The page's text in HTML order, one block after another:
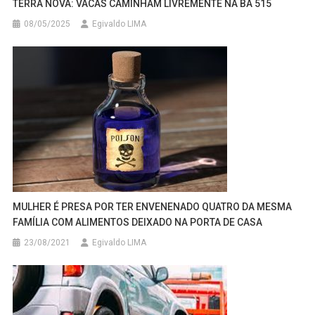
TERRA NOVA: VACAS CAMINHAM LIVREMENTE NA BA 515
08/05/2025 Egivaldo LIMA
MULHER É PRESA POR TER ENVENENADO QUATRO DA MESMA
FAMÍLIA COM ALIMENTOS DEIXADO NA PORTA DE CASA
23/08/2021 Egivaldo LIMA